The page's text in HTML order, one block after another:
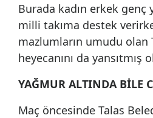
Burada kadın erkek genç
milli takıma destek
mazlumların umudu olan
heyecanını da yansıtmış
YAĞMUR ALTINDA BİLE
Maç öncesinde Talas